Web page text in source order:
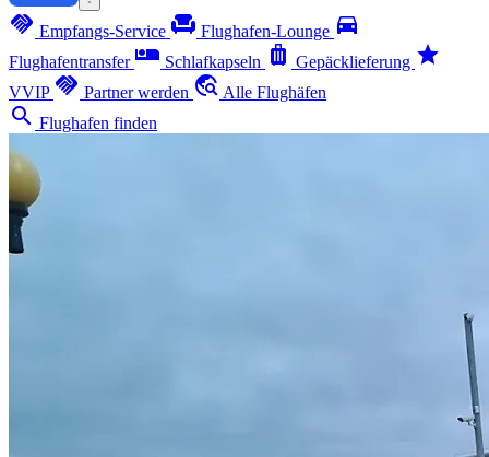
handshake Empfangs-Service chair Flughafen-Lounge directions_car
Flughafentransfer airline_seat_individual_suite Schlafkapseln luggage Gepäcklieferung star
VVIP handshake Partner werden travel_explore Alle Flughäfen
search Flughafen finden